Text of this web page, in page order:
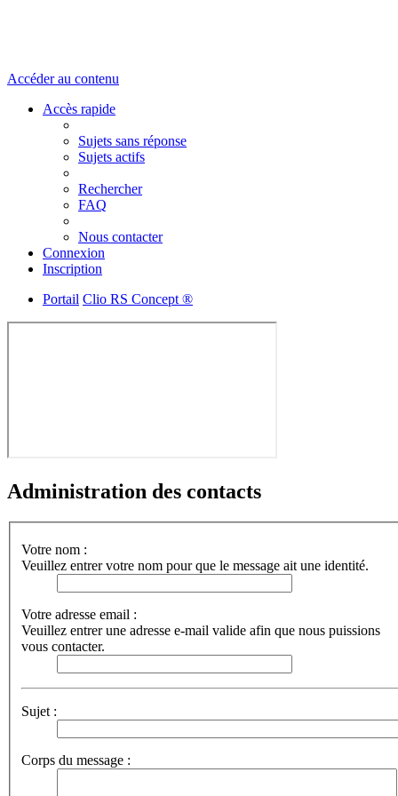
Accéder au contenu
Accès rapide
Sujets sans réponse
Sujets actifs
Rechercher
FAQ
Nous contacter
Connexion
Inscription
Portail Clio RS Concept ®
Administration des contacts
Votre nom :
Veuillez entrer votre nom pour que le message ait une identité.
Votre adresse email :
Veuillez entrer une adresse e-mail valide afin que nous puissions
vous contacter.
Sujet :
Corps du message :